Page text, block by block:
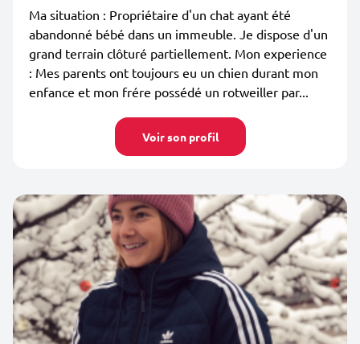
Ma situation : Propriétaire d'un chat ayant été
abandonné bébé dans un immeuble. Je dispose d'un
grand terrain clôturé partiellement. Mon experience
: Mes parents ont toujours eu un chien durant mon
enfance et mon frére possédé un rotweiller par...
Voir son profil